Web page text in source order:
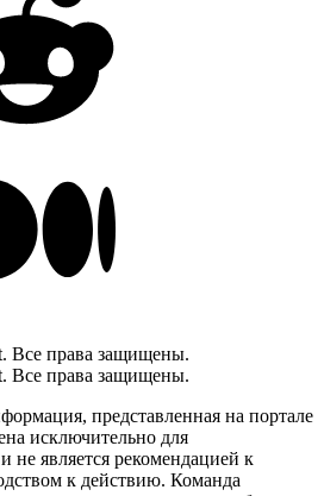
Все права защищены.
Все права защищены.
представленная на портале
исключительно для
не является рекомендацией к
к действию. Команда